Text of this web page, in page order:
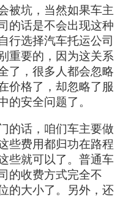
被坑，当然如果车主
的话是不会出现这种
行选择汽车托运公司
重要的，因为这关系
了，很多人都会忽略
价格了，却忽略了服
的安全问题了。
的话，咱们车主要做
些费用都归功在路程
些就可以了。普通车
的收费方式完全不
的大小了。另外，还